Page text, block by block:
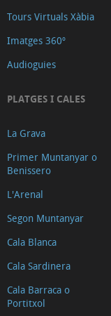
Tours Virtuals Xàbia
Imatges 360º
Audioguies
PLATGES I CALES
La Grava
Primer Muntanyar o
Benissero
L'Arenal
Segon Muntanyar
Cala Blanca
Cala Sardinera
Cala Barraca o
Portitxol